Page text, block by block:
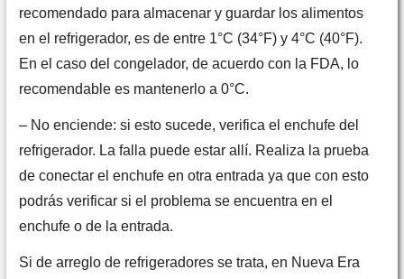
recomendado para almacenar y guardar los alimentos
en el refrigerador, es de entre 1°C (34°F) y 4°C (40°F).
En el caso del congelador, de acuerdo con la FDA, lo
recomendable es mantenerlo a 0°C.
– No enciende: si esto sucede, verifica el enchufe del
refrigerador. La falla puede estar allí. Realiza la prueba
de conectar el enchufe en otra entrada ya que con esto
podrás verificar si el problema se encuentra en el
enchufe o de la entrada.
Si de arreglo de refrigeradores se trata, en Nueva Era